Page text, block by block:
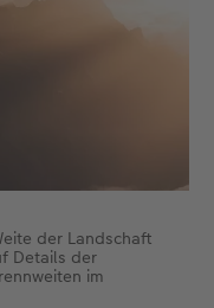
der Landschaft
Details der
im